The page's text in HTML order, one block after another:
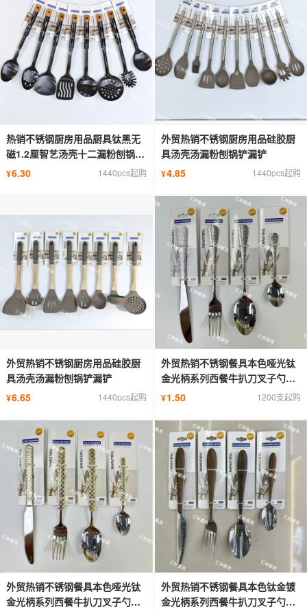
热销不锈钢厨房用品厨具钛黑无
磁1.2厘智艺汤壳十二漏粉刨锅铲
漏
¥6.30 1440pcs起购
外贸热销不锈钢厨房用品硅胶厨
具汤壳汤漏粉刨锅铲漏铲
¥4.85 1440pcs起购
外贸热销不锈钢厨房用品硅胶厨
具汤壳汤漏粉刨锅铲漏铲
¥6.65 1440pcs起购
外贸热销不锈钢餐具本色哑光钛
金光柄系列西餐牛扒刀叉子勺子
茶勺
¥1.50 1200支起购
外贸热销不锈钢餐具本色哑光钛
金光柄系列西餐牛扒刀叉子勺子
外贸热销不锈钢餐具本色钛金镀
金光柄系列西餐牛扒刀叉子勺子